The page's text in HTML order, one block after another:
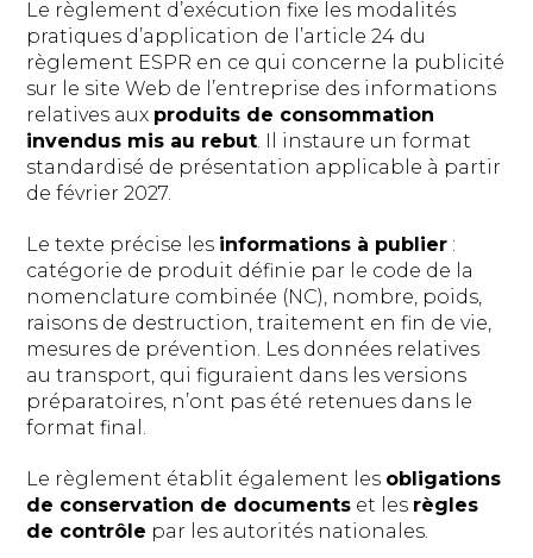
Le règlement d’exécution fixe les modalités
pratiques d’application de l’article 24 du
règlement ESPR en ce qui concerne la publicité
sur le site Web de l’entreprise des informations
relatives aux produits de consommation
invendus mis au rebut . Il instaure un format
standardisé de présentation applicable à partir
de février 2027.
Le texte précise les informations à publier :
catégorie de produit définie par le code de la
nomenclature combinée (NC), nombre, poids,
raisons de destruction, traitement en fin de vie,
mesures de prévention. Les données relatives
au transport, qui figuraient dans les versions
préparatoires, n’ont pas été retenues dans le
format final.
Le règlement établit également les obligations
de conservation de documents et les règles
de contrôle par les autorités nationales.